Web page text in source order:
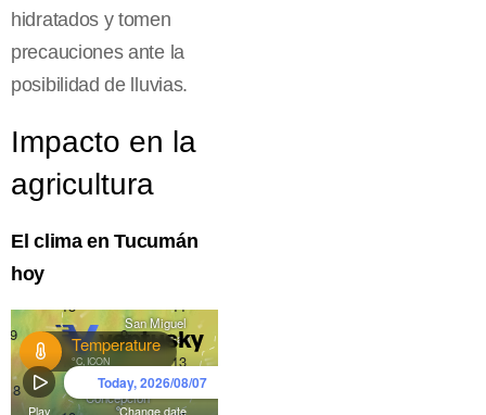
hidratados y tomen
precauciones ante la
posibilidad de lluvias.
Impacto en la
agricultura
El clima en Tucumán
hoy